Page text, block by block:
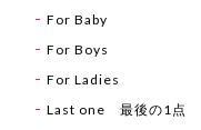
For Baby
For Boys
For Ladies
Last one 最後の1点